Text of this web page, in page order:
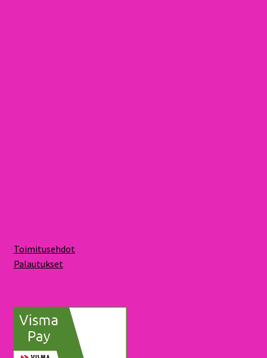
Toimitusehdot
Palautukset